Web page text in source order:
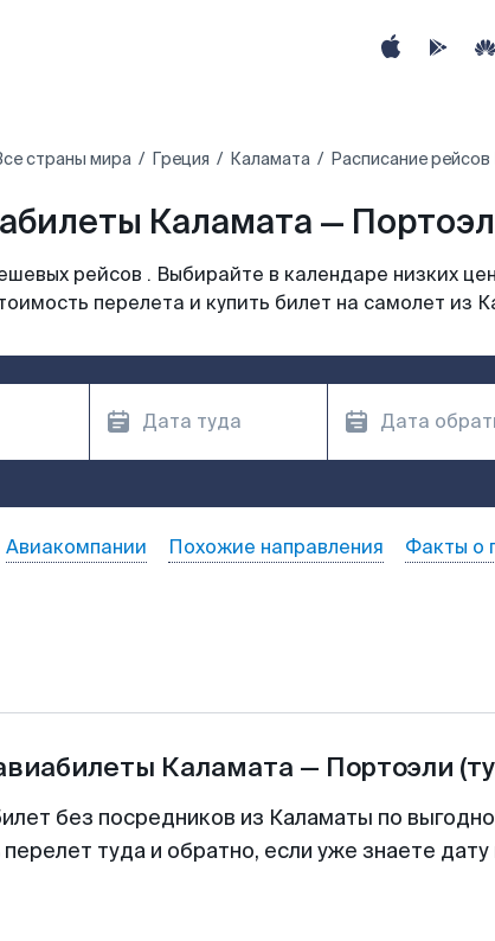
страны мира Греция Каламата Расписание
Каламата —
рейсов . Выбирайте в календаре низких
перелета и купить билет на самолет из
Авиакомпании Похожие направления Факты о
Каламата — Портоэли
без посредников из Каламаты по
туда и обратно, если уже знаете